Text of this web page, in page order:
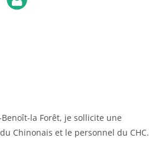
la Forêt, je sollicite une
Chinonais et le personnel du CHC.